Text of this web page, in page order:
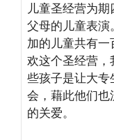
儿童圣经营为
父母的儿童表演
加的儿童共有
欢这个圣经营，
些孩子是让大专
会，藉此他们也
的关爱。